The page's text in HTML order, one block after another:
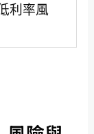
利率風